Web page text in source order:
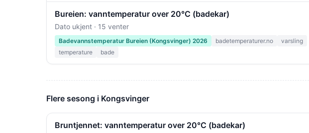
Bureien: vanntemperatur over 20°C (badekar)
Dato ukjent · 15 venter
Badevannstemperatur Bureien (Kongsvinger) 2026 badetemperaturer.no
varsling
temperature
bade
Flere sesong i Kongsvinger
Bruntjennet: vanntemperatur over 20°C (badekar)